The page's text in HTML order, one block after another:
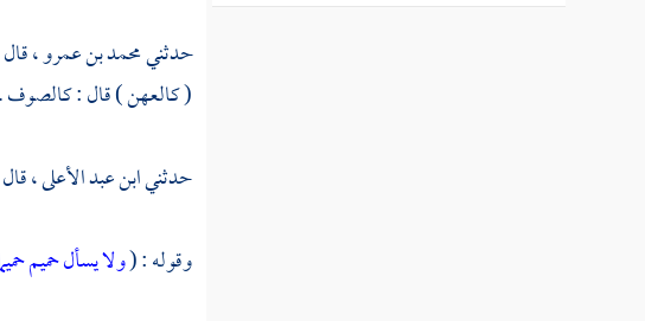
حدثنيمحمد بن عمرو ،
( كالعهن ) قال : كالصوف .
حدثنيابن عبد الأعلى ،
وقوله : (ولا يسأل حميم